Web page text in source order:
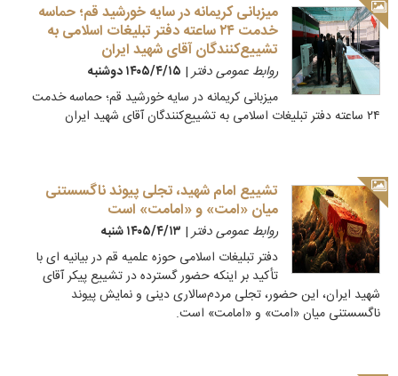
میزبانی کریمانه در سایه خورشید قم؛ حماسه
خدمت ۲۴ ساعته دفتر تبلیغات اسلامی به
تشییع‌کنندگان آقای شهید ایران
روابط عمومی دفتر| ۱۴۰۵/۴/۱۵ دوشنبه
میزبانی کریمانه در سایه خورشید قم؛ حماسه خدمت
۲۴ ساعته دفتر تبلیغات اسلامی به تشییع‌کنندگان آقای شهید ایران
تشییع امام شهید، تجلی پیوند ناگسستنی
میان «امت» و «امامت» است
روابط عمومی دفتر| ۱۴۰۵/۴/۱۳ شنبه
دفتر تبلیغات اسلامی حوزه علمیه قم در بیانیه ای با
تأکید بر اینکه حضور گسترده در تشییع پیکر آقای
شهید ایران، این حضور، تجلی مردم‌سالاری دینی و نمایش پیوند
ناگسستنی میان «امت» و «امامت» است.